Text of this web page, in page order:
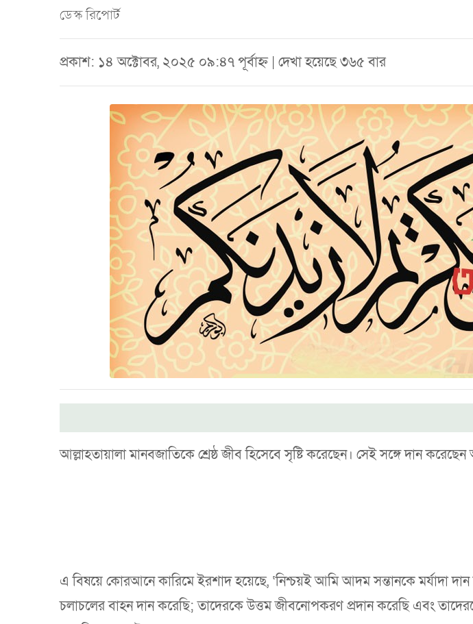
ডেস্ক রিপোর্ট
প্রকাশ: ১৪ অক্টোবর, ২০২৫ ০৯:৪৭ পূর্বাহ্ন | দেখা হয়েছে ৩৬৫ বার
আল্লাহতায়ালা মানবজাতিকে শ্রেষ্ঠ জীব হিসেবে সৃষ্টি করেছেন। সেই সঙ্গে দান
এ বিষয়ে কোরআনে কারিমে ইরশাদ হয়েছে, ‘নিশ্চয়ই আমি আদম সন্তানকে মর্যাদা
চলাচলের বাহন দান করেছি; তাদেরকে উত্তম জীবনোপকরণ প্রদান করেছি এবং